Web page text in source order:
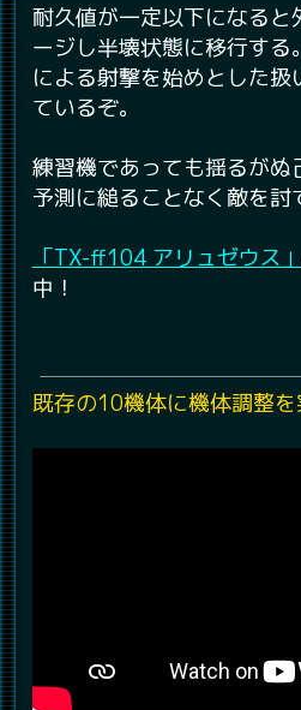
耐久値が一定以下になると
ージし半壊状態に移行する
による射撃を始めとした扱
ているぞ。
練習機であっても揺るがぬ
予測に縋ることなく敵を討
「TX-ff104 アリュゼウス」
中！
既存の10機体に機体調整を